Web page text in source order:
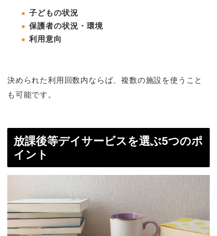
子どもの状況
保護者の状況・環境
利用意向
決められた利用回数内ならば、複数の施設を使うこと
も可能です。
放課後等デイサービスを選ぶ5つのポ
イント